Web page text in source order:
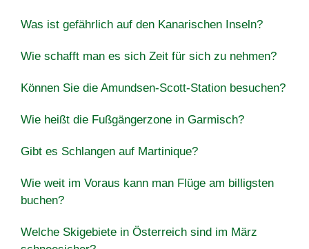
Was ist gefährlich auf den Kanarischen Inseln?
Wie schafft man es sich Zeit für sich zu nehmen?
Können Sie die Amundsen-Scott-Station besuchen?
Wie heißt die Fußgängerzone in Garmisch?
Gibt es Schlangen auf Martinique?
Wie weit im Voraus kann man Flüge am billigsten
buchen?
Welche Skigebiete in Österreich sind im März